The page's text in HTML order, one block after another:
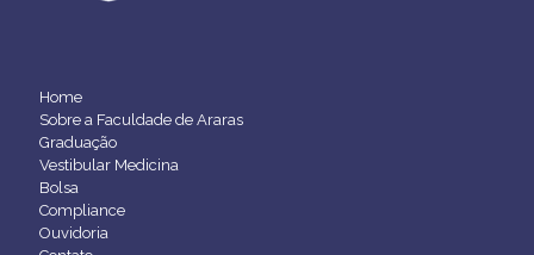
Home
Sobre a Faculdade de Araras
Graduação
Vestibular Medicina
Bolsa
Compliance
Ouvidoria